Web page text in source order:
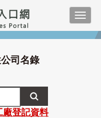
司名錄
廠登記資料